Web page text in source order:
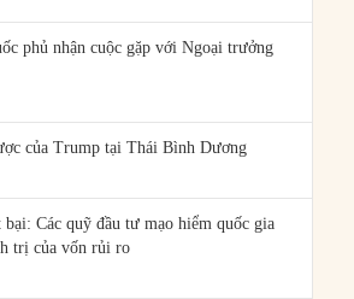
phủ nhận cuộc gặp với Ngoại trưởng
của Trump tại Thái Bình Dương
Các quỹ đầu tư mạo hiểm quốc gia
trị của vốn rủi ro